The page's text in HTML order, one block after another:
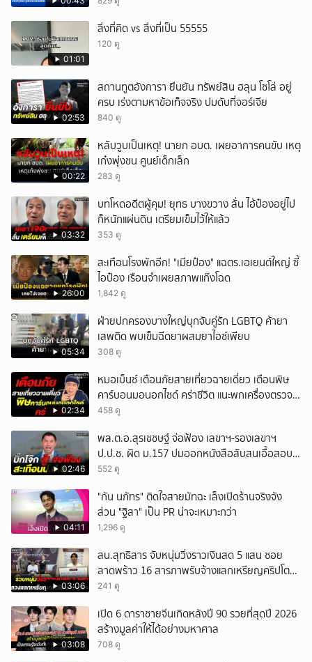
01:01
สิ่งที่คิด vs สิ่งที่เป็น 55555
120 ดู
02:53
สถานทูตอังการา ยืนยัน ทรัพย์สิน ฮลุน โซโล่ อยู่
ครบ เร่งตามหาข้อเท็จจริง ปมดับที่จอร์เจีย
840 ดู
00:22
หลับวูบเป็นเหตุ! นายก อบต. เผยอาการคนขับ เหตุ
เก๋งพุ่งชน ศูนย์เด็กเล็ก
283 ดู
03:32
บทโหดอดีตผู้คุม! ยุทธ บางขวาง ลั่น ไอ้ป๋องอยู่ไป
ก็หนักแผ่นดิน เตรียมเข็มไว้ให้แล้ว
353 ดู
26:00
สะเทือนโรงพักอีก! "เมียป๋อง" แฉตร.เอเยนต์ใหญ่ ซี้
ไอป๋อง เรือนจำเผยสภาพแก๊งโฉด
1,842 ดู
05:34
ฝ่ายปกครองบางใหญ่บุกจับคู่รัก LGBTQ ค้ายา
เสพติด พบเข็มฉีดยาผสมยาไอซ์เพียบ
308 ดู
02:34
หมอเบ็นซ์ เตือนภัยสายเที่ยวฉายเดี่ยว เตือนพิษ
คาร์บอนมอนอกไซด์ คร่าชีวิต แนะพกเครื่องตรวจ
วัดติดตัว
458 ดู
02:46
พล.ต.อ.สุรเชชษฐ์ จ่อฟ้อง เลขาฯ-รองเลขาฯ
ป.ป.ช. ผิด ม.157 ปมออกหนังสือสับสนเอื้อสอบ
คดีซ้ำซ้อน
552 ดู
04:11
"กัน นภัทร" ติดใจสายมัทฉะ เล็งเปิดร้านจริงจัง
ส่วน "ฐิสา" เป็น PR น่าจะเหมาะกว่า
1,296 ดู
03:06
สน.สุทธิสาร จับหนุ่มวิ่งราวเงินสด 5 แสน ซอย
ลาดพร้าว 16 สารภาพรับจ้างแลกเหรียญคริปโต
ผ่านแอปฯ
241 ดู
03:08
เปิด 6 ดาราชายจีนเกิดหลังปี 90 รวยที่สุดปี 2026
สร้างมูลค่าให้ได้อย่างมหาศาล
708 ดู